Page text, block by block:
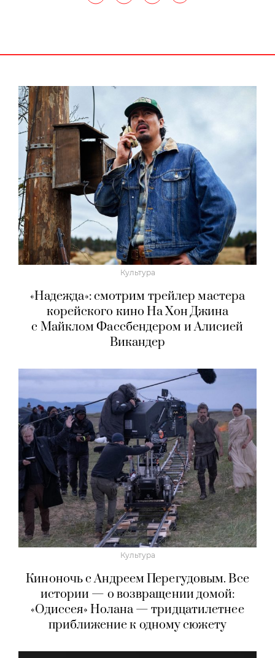
Культура
«Надежда»: смотрим трейлер мастера
корейского кино На Хон Джина
с Майклом Фассбендером и Алисией
Викандер
Культура
Киноночь с Андреем Перегудовым. Все
истории — о возвращении домой:
«Одиссея» Нолана — тридцатилетнее
приближение к одному сюжету